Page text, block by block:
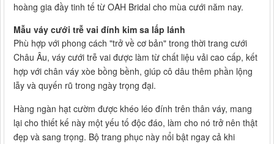
hoàng gia đầy tinh tế từ OAH Bridal cho mùa cưới năm nay.
Mẫu váy cưới trễ vai đính kim sa lấp lánh
Phù hợp với phong cách "trở về cơ bản" trong thời trang cưới
Châu Âu, váy cưới trễ vai được làm từ chất liệu vải cao cấp, kết
hợp với chân váy xòe bồng bềnh, giúp cô dâu thêm phần lộng
lẫy và quyến rũ trong ngày trọng đại.
Hàng ngàn hạt cườm được khéo léo đính trên thân váy, mang
lại cho thiết kế này một yếu tố độc đáo, làm cho nó trở nên thật
đẹp và sang trọng. Bộ trang phục này nổi bật ngay cả khi